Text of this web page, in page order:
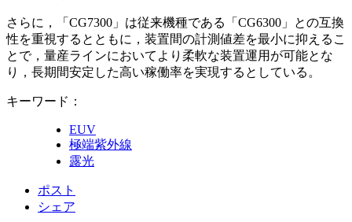
さらに，「CG7300」は従来機種である「CG6300」との互換
性を重視するとともに，装置間の計測値差を最小に抑えるこ
とで，量産ラインにおいてより柔軟な装置運用が可能とな
り，長期間安定した高い稼働率を実現するとしている。
キーワード：
EUV
極端紫外線
露光
ポスト
シェア